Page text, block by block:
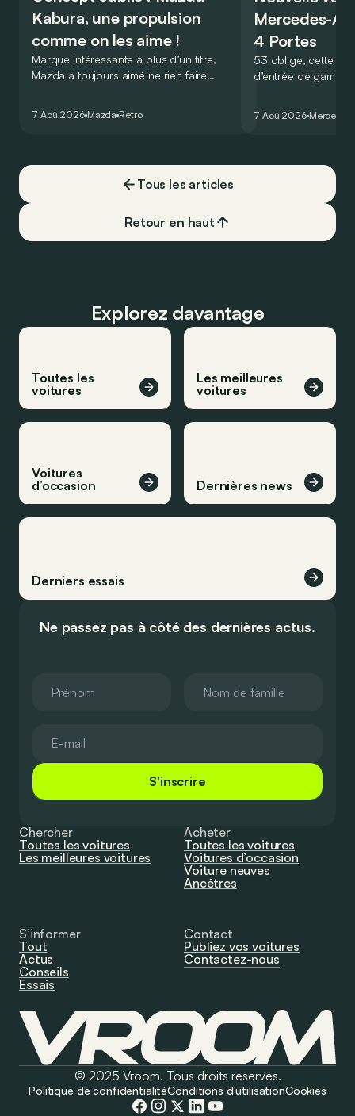
Kabura, une propulsion
comme on les aime !
Marque intéressante à plus d’un titre,
Mazda a toujours aimé ne rien faire
de la plus belle des manières…
7 Aoû 2026 Mazda Retro
Mercedes-
4 Portes
53 oblige, cette
d’entrée de
moins…
7 Aoû 2026 Mercedes
Tous les articles
Retour en haut
Explorez davantage
Toutes les
voitures
Les meilleures
voitures
Voitures
d’occasion
Dernières news
Derniers essais
Ne passez pas à côté des dernières actus.
S'inscrire
Chercher
Toutes les voitures
Les meilleures voitures
Acheter
Toutes les voitures
Voitures d’occasion
Voiture neuves
Ancêtres
S’informer
Tout
Actus
Conseils
Essais
Contact
Publiez vos voitures
Contactez-nous
© 2025 Vroom. Tous droits réservés.
Politique de confidentialitéConditions d'utilisationCookies